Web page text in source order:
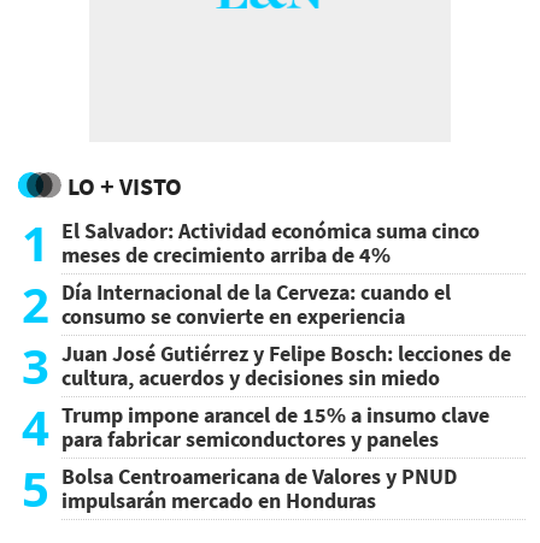
LO + VISTO
1
El Salvador: Actividad económica suma cinco
meses de crecimiento arriba de 4%
2 Día Internacional de la Cerveza: cuando el
consumo se convierte en experiencia
3 Juan José Gutiérrez y Felipe Bosch: lecciones de
cultura, acuerdos y decisiones sin miedo
4 Trump impone arancel de 15% a insumo clave
para fabricar semiconductores y paneles
5 Bolsa Centroamericana de Valores y PNUD
impulsarán mercado en Honduras